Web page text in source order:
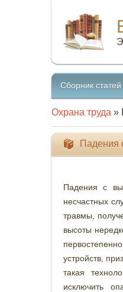
Сборник
Охрана труда »
Падения
Падения с
несчастных
травмы,
высоты
устройств,
такая
исключить